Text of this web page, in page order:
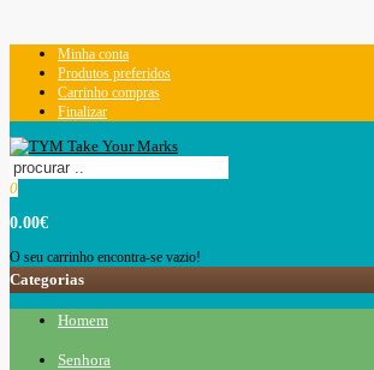
Minha conta
Produtos preferidos
Carrinho compras
Finalizar
0
0.00€
O seu carrinho encontra-se vazio!
Categorias
Homem
Senhora